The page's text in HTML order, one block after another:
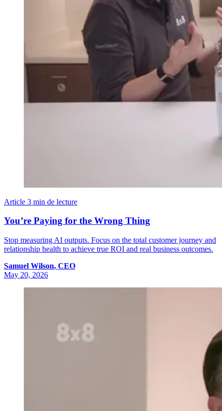
Article 3 min de lecture
You’re Paying for the Wrong Thing
Stop measuring AI outputs. Focus on the total customer journey and
relationship health to achieve true ROI and real business outcomes.
Samuel Wilson, CEO
May 20, 2026